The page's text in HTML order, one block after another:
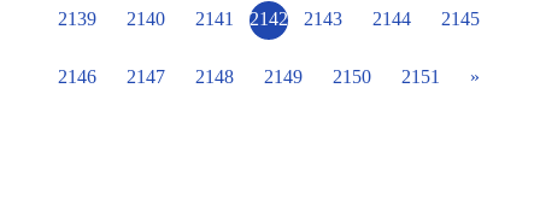
2139 2140 2141 2142 2143 2144 2145
2146 2147 2148 2149 2150 2151 »